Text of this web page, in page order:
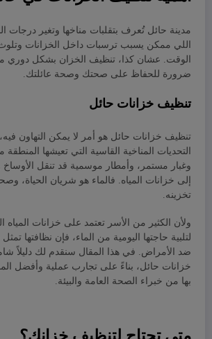
مدينة حائل تُعرف بتقلبات مناخها وتغير درجات
اللي ممكن يسبب ترسبات داخل الخزانات وتلوث
الوقت. عشان كذا، تنظيف الخزان بشكل دوري
ضرورة للحفاظ على صحتك وصحة عائلتك.
تنظيف خزانات حائل
تنظيف خزانات حائل هو أمر لا يمكن التهاون
التحديات المناخية القاسية التي تعيشها
وغبار مستمر، وأمطار موسمية قد تنقل الأوساخ
إلى خزانات المياه. فالماء هو شريان الحياة،
تخزينه.
ولأن الكثير من الأسر تعتمد على خزانات المياه
لتلبية حاجتها اليومية من الماء، فإن نظافتها
ضد الأمراض. في هذا المقال سنقدم لك دليلاً
خزانات حائل، بناءً على تجارب عملية وأفضل
بها من خبراء الصحة العامة والبيئة.